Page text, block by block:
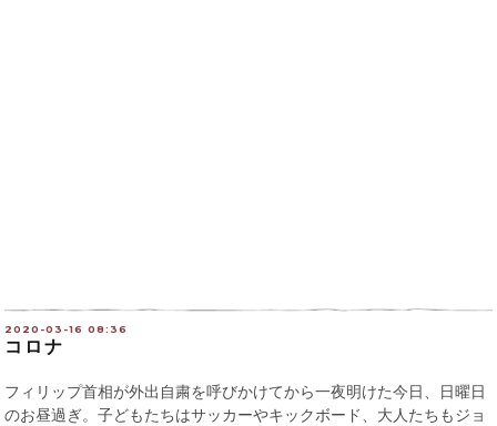
2020-03-16 08:36
コロナ
フィリップ首相が外出自粛を呼びかけてから一夜明けた今日、日曜日
のお昼過ぎ。子どもたちはサッカーやキックボード、大人たちもジョ